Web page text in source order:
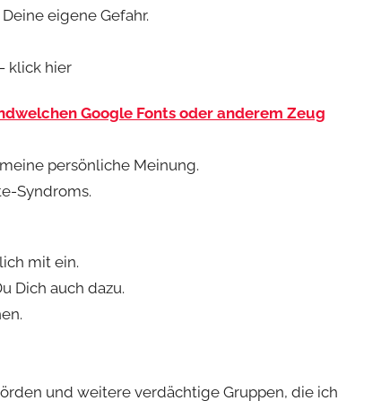
eigene Gefahr.
klick hier
Google Fonts oder anderem Zeug
persönliche Meinung.
Syndroms.
mit ein.
Dich auch dazu.
und weitere verdächtige Gruppen, die ich